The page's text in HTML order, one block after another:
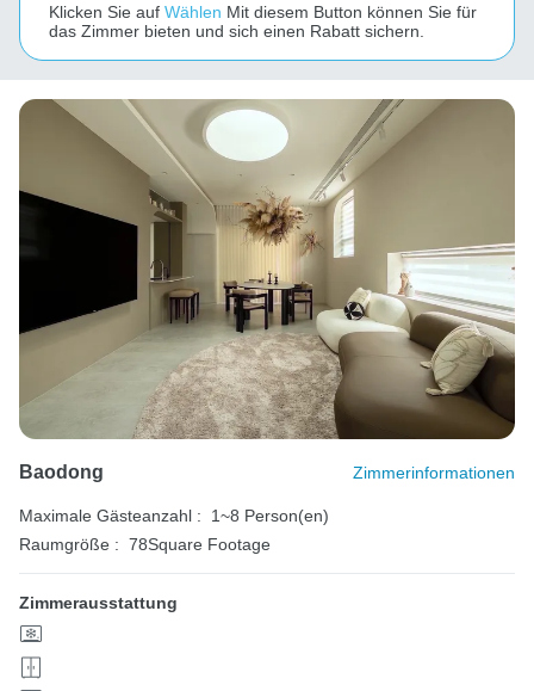
Klicken Sie auf Wählen Mit diesem Button können Sie für
das Zimmer bieten und sich einen Rabatt sichern.
Baodong Zimmerinformationen
Maximale Gästeanzahl :
1~8 Person(en)
Raumgröße : 78Square Footage
Zimmerausstattung